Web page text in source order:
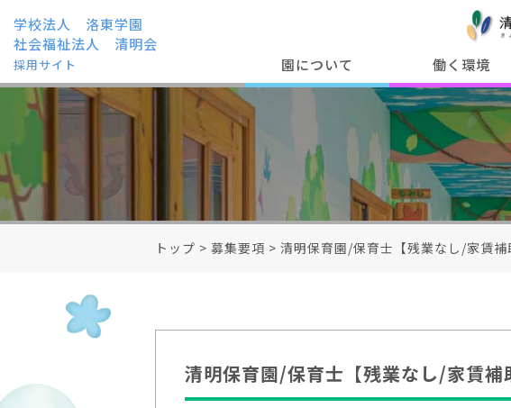
学校法人 洛東学園
社会福祉法人 清明会
採用サイト 園について 働く環境
トップ > 募集要項 > 清明保育園/保育士【残業なし/家賃
清明保育園/保育士【残業なし/家賃